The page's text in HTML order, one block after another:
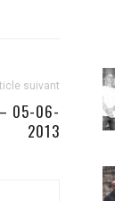
suivant
– 05-06-
2013